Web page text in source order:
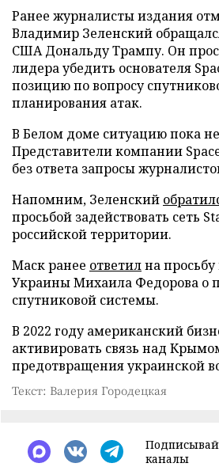
Ранее журналисты издания
Владимир Зеленский
США Дональду Трампу. Он
лидера убедить основателя
позицию по вопросу
планирования атак.
В Белом доме ситуацию пока
Представители компании
без ответа запросы
Напомним, Зеленский
просьбой задействовать сеть
российской территории.
Маск ранее ответилна
Украины Михаила Федорова о
спутниковой системы.
В 2022 году американский
активировать связь над
предотвращения украинской
Текст: Валерия Городецкая
каналы